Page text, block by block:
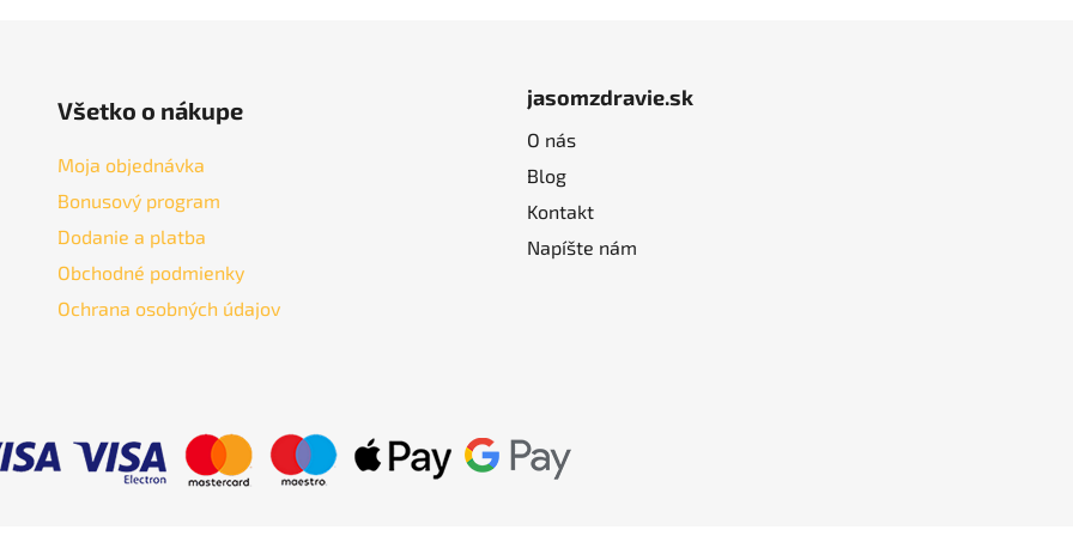
Všetko o nákupe
Moja objednávka
Bonusový program
Dodanie a platba
Obchodné podmienky
Ochrana osobných údajov
jasomzdravie.sk
O nás
Blog
Kontakt
Napíšte nám